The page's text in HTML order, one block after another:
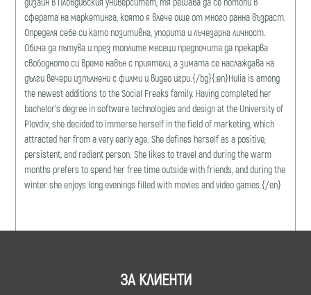
сферата на маркетинга, която я влече още от много ранна възраст.
Определя себе си като позитивна, упорита и лъчезарна личност.
Обича да пътува и през топлите месеци предпочита да прекарва
свободното си време навън с приятели, а зимата се наслаждава на
дълги вечери изпълнени с филми и видео игри.{/bg}{:en}Hulia is among
the newest additions to the Social Freaks family. Having completed her
bachelor's degree in software technologies and design at the University of
Plovdiv, she decided to immerse herself in the field of marketing, which
attracted her from a very early age. She defines herself as a positive,
persistent, and radiant person. She likes to travel and during the warm
months prefers to spend her free time outside with friends, and during the
winter she enjoys long evenings filled with movies and video games.{/en}
ЗА КЛИЕНТИ